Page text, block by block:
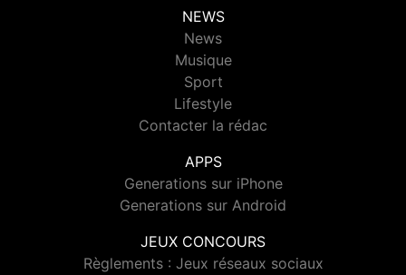
NEWS
News
Musique
Sport
Lifestyle
Contacter la rédac
APPS
Generations sur iPhone
Generations sur Android
JEUX CONCOURS
Règlements : Jeux réseaux sociaux